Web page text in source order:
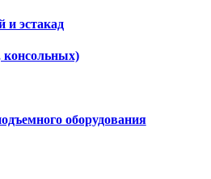
и эстакад
консольных)
оборудования